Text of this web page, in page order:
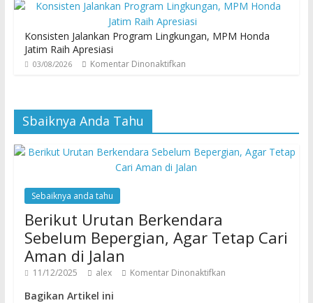
Konsisten Jalankan Program Lingkungan, MPM Honda
Jatim Raih Apresiasi
03/08/2026 Komentar Dinonaktifkan
Sbaiknya Anda Tahu
Sebaiknya anda tahu
Berikut Urutan Berkendara
Sebelum Bepergian, Agar Tetap Cari
Aman di Jalan
11/12/2025 alex Komentar Dinonaktifkan
Bagikan Artikel ini